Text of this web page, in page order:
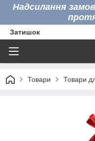
Надсилання
Затишок
Товари Товари